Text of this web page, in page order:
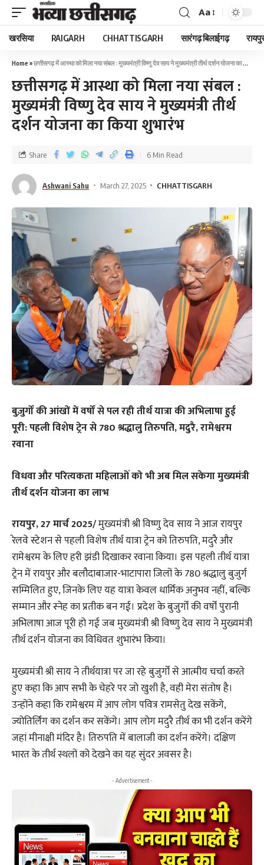
Aa
खरसिया RAIGARH CHHATTISGARH सारंगढ़ बिलाईगढ़
Home »छत्तीसगढ़ में आस्था को मिला नया संबल : मुख्यमंत्री विष्णु देव साय ने मुख्यमंत्री तीर्थ दर्शन योजना का किया शुभारंभ
छत्तीसगढ़ में आस्था को मिला नया संबल :
मुख्यमंत्री विष्णु देव साय ने मुख्यमंत्री तीर्थ
दर्शन योजना का किया शुभारंभ
Ashwani Sahu March 27, 2025 CHHATTISGARH
Share 6 Min Read
बुज़ुर्गों की आंखों में वर्षों से पल रही तीर्थ यात्रा की अभिलाषा हुई
पूरी: पहली विशेष ट्रेन से 780 श्रद्धालु तिरुपति, मदुरै, रामेश्वरम
रवाना
विधवा और परित्यकता महिलाओं को भी अब मिल सकेगा मुख्यमंत्री
तीर्थ दर्शन योजना का लाभ
रायपुर, 27 मार्च 2025/मुख्यमंत्री श्री विष्णु देव साय ने आज रायपुर
रेलवे स्टेशन से पहली विशेष तीर्थ यात्रा ट्रेन को तिरुपति, मदुरै और
रामेश्वरम के लिए हरी झंडी दिखाकर रवाना किया। इस पहली तीर्थ यात्रा
ट्रेन में रायपुर और बलौदाबाजार-भाटापारा जिलों के 780 श्रद्धालु बुजुर्ग
सम्मिलित हुए, जिनके लिए यह यात्रा केवल धार्मिक अनुभव नहीं, बल्कि
सम्मान और स्नेह का प्रतीक बन गई। प्रदेश के बुजुर्गों की वर्षों पुरानी
अभिलाषा आज पूरी हो गई जब मुख्यमंत्री श्री विष्णु देव साय ने मुख्यमंत्री
तीर्थ दर्शन योजना का विधिवत शुभारंभ किया।
मुख्यमंत्री श्री साय ने तीर्थयात्रा पर जा रहे बुजुर्गों से आत्मीय चर्चा करते
हुए कहा कि आप सभी के चेहरे पर जो खुशी है, वही मेरा संतोष है।
उन्होंने कहा कि रामेश्वरम में आप लोग पवित्र रामसेतु देख सकेंगे,
ज्योतिर्लिंग का दर्शन कर सकेंगे। आप लोग मदुरै तीर्थ का भी दर्शन करेंगे
जहां मीनाक्षी मंदिर है। तिरुपति में बालाजी का दर्शन करेंगे। दक्षिण
भारत के तीर्थ स्थलों को देखने का यह सुंदर अवसर है।
- Advertisement -